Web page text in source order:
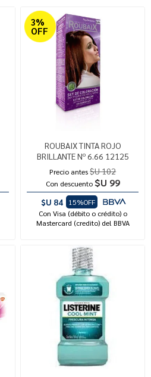
3%
OFF
ROUBAIX TINTA ROJO
BRILLANTE Nº 6.66 12125
Precio antes$U 102
Con descuento $U 99
$U 84
15%OFF
Con Visa (débito o crédito) o
Mastercard (credito) del BBVA